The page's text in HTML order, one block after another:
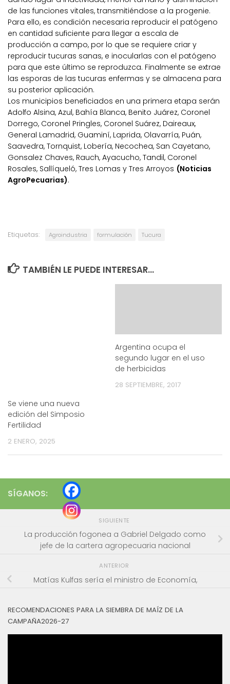
de las funciones vitales, transmitiéndose a la progenie.
Para ello, es condición necesaria reproducir el patógeno
en cantidad suficiente para llegar a escala de
producción a campo, por lo que se requiere criar y
reproducir tucuras sanas, e inocularlas con el patógeno
para que este último se reproduzca. Finalmente se extrae
las esporas de las tucuras enfermas y se almacena para
su posterior aplicación.
Los municipios beneficiados en una primera etapa serán
Adolfo Alsina, Azul, Bahía Blanca, Benito Juárez, Coronel
Dorrego, Coronel Pringles, Coronel Suárez, Daireaux,
General Lamadrid, Guaminí, Laprida, Olavarría, Puán,
Saavedra, Tornquist, Lobería, Necochea, San Cayetano,
Gonsalez Chaves, Rauch, Ayacucho, Tandil, Coronel
Rosales, Sallíqueló, Tres Lomas y Tres Arroyos (Noticias
AgroPecuarias).
Etiquetas: Agroindustria formulación Tucura
TAMBIÉN LE PUEDE INTERESAR...
Se viene una nueva
edición del Simposio
Fertilidad
2 ENERO, 2025
Argentina ocupa el
segundo lugar en el uso
de herbicidas
28 SEPTIEMBRE, 2017
SÍGANOS:
SIGUIENTE
La producción fogonea a Gabriel Delgado como
jefe de la cartera agropecuaria nacional
ANTERIOR
Matías Kulfas sería el ministro de Economía,
RECOMENDACIONES PARA LA SIEMBRA DE MAÍZ DE LA
CAMPAÑA2026-27